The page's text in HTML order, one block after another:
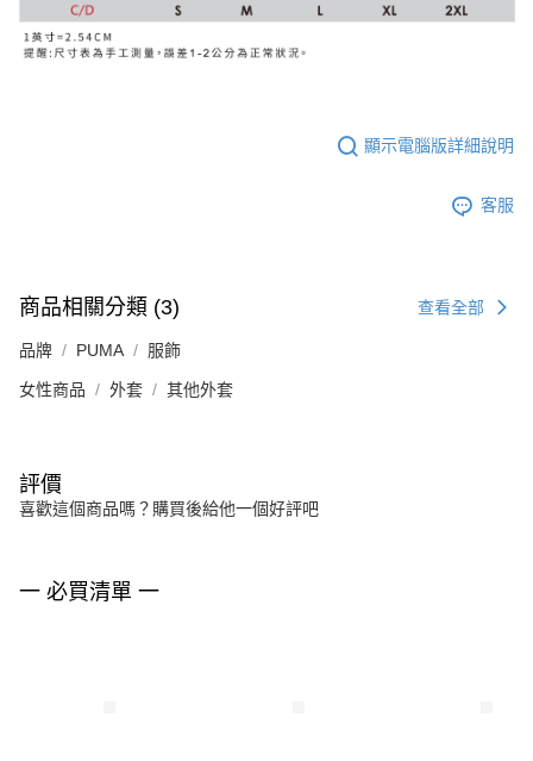
顯示電腦版詳細說明
客服
商品相關分類 (3) 查看全部
品牌 PUMA 服飾
女性商品 外套 其他外套
評價
喜歡這個商品嗎？購買後給他一個好評吧
一 必買清單 一